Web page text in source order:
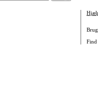
Find